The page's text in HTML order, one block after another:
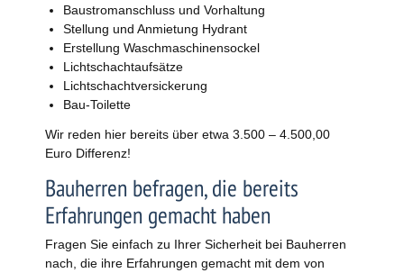
Baustromanschluss und Vorhaltung
Stellung und Anmietung Hydrant
Erstellung Waschmaschinensockel
Lichtschachtaufsätze
Lichtschachtversickerung
Bau-Toilette
Wir reden hier bereits über etwa 3.500 – 4.500,00
Euro Differenz!
Bauherren befragen, die bereits
Erfahrungen gemacht haben
Fragen Sie einfach zu Ihrer Sicherheit bei Bauherren
nach, die ihre Erfahrungen gemacht mit dem von